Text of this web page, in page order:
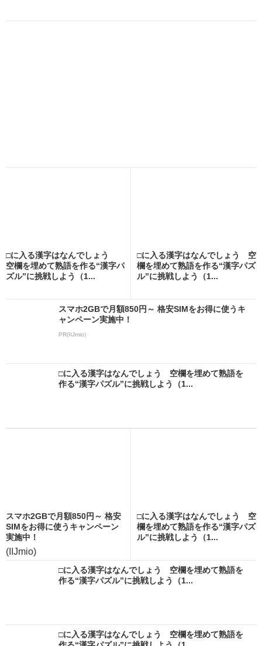
□に入る漢字はなんでしょう
空欄を埋めて熟語を作る“漢字パ
ズル”に挑戦しよう（1...
□に入る漢字はなんでしょう 空
欄を埋めて熟語を作る“漢字パズ
ル”に挑戦しよう（1...
スマホ2GBで月額850円～ 格安SIMをお得に使うキ
ャンペーン実施中！
PR(IIJmio)
□に入る漢字はなんでしょう 空欄を埋めて熟語を
作る“漢字パズル”に挑戦しよう（1...
スマホ2GBで月額850円～ 格安
SIMをお得に使うキャンペーン
実施中！
(IIJmio)
□に入る漢字はなんでしょう 空
欄を埋めて熟語を作る“漢字パズ
ル”に挑戦しよう（1...
□に入る漢字はなんでしょう 空欄を埋めて熟語を
作る“漢字パズル”に挑戦しよう（1...
□に入る漢字はなんでしょう 空欄を埋めて熟語を